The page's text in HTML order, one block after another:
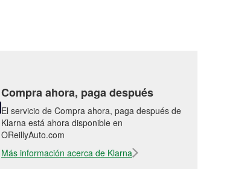
Compra ahora, paga después
El servicio de Compra ahora, paga después de
Klarna está ahora disponible en
OReillyAuto.com
Más información acerca de Klarna